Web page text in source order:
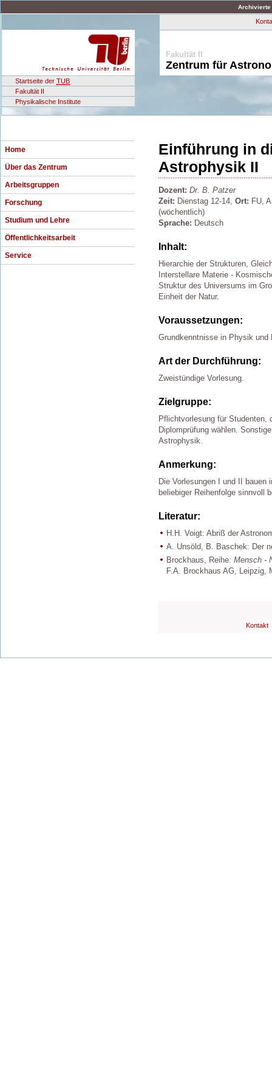
Archivierte
Startseite der TUB
Fakultät II
Physikalische Institute
Fakultät II
Zentrum für
Home
Über das Zentrum
Arbeitsgruppen
Forschung
Studium und Lehre
Öffentlichkeitsarbeit
Service
Einführung in
Astrophysik II
Dozent: Dr. B. Patzer
Zeit: Dienstag 12-14, Ort: FU,
(wöchentlich)
Sprache: Deutsch
Inhalt:
Hierarchie der Strukturen,
Interstellare Materie -
Struktur des Universums im
Einheit der Natur.
Voraussetzungen:
Grundkenntnisse in Physik und
Art der Durchführung:
Zweistündige Vorlesung.
Zielgruppe:
Pflichtvorlesung für Studenten,
Diplomprüfung wählen.
Astrophysik.
Anmerkung:
Die Vorlesungen I und II bauen
beliebiger Reihenfolge sinnvoll
Literatur:
H.H. Voigt: Abriß der
A. Unsöld, B. Baschek: Der
Brockhaus, Reihe: Mensch -
F.A. Brockhaus AG, Leipzig,
Kontakt